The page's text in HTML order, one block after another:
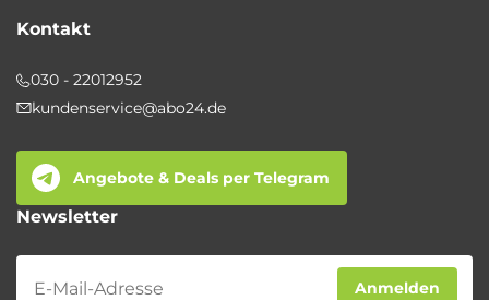
Kontakt
030 - 22012952
kundenservice@abo24.de
Angebote & Deals per Telegram
Newsletter
Newsletter
Anmelden